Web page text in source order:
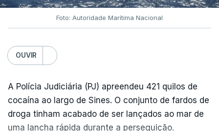
Foto: Autoridade Marítima Nacional
OUVIR
A Polícia Judiciária (PJ) apreendeu 421 quilos de
cocaína ao largo de Sines. O conjunto de fardos de
droga tinham acabado de ser lançados ao mar de
uma lancha rápida durante a perseguição.